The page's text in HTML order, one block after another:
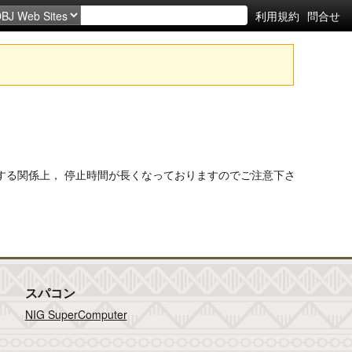
利用規約 問合せ
関係上， 停止時間が長くなっておりますのでご注意下さ
スパコン
NIG SuperComputer